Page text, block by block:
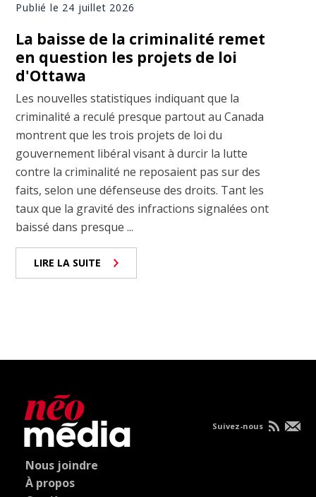
Publié le 24 juillet 2026
La baisse de la criminalité remet
en question les projets de loi
d'Ottawa
Les nouvelles statistiques indiquant que la
criminalité a reculé presque partout au Canada
montrent que les trois projets de loi du
gouvernement libéral visant à durcir la lutte
contre la criminalité ne reposaient pas sur des
faits, selon une défenseuse des droits. Tant les
taux que la gravité des infractions signalées ont
baissé dans presque ...
LIRE LA SUITE
Nous joindre
À propos
Suivez-nous